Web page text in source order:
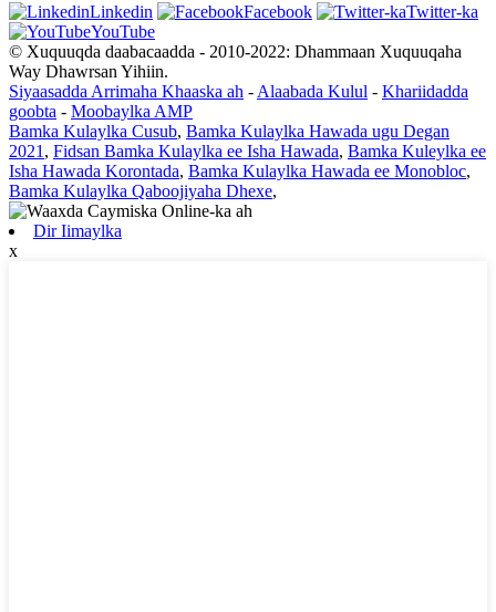
Linkedin Facebook
Twitter-ka
YouTube
© Xuquuqda daabacaadda - 2010-2022: Dhammaan Xuquuqaha
Way Dhawrsan Yihiin.
Siyaasadda Arrimaha Khaaska ah - Alaabada Kulul - Khariidadda
goobta - Moobaylka AMP
Bamka Kulaylka Cusub, Bamka Kulaylka Hawada ugu Degan
2021 , Fidsan Bamka Kulaylka ee Isha Hawada, Bamka Kuleylka ee
Isha Hawada Korontada, Bamka Kulaylka Hawada ee Monobloc,
Bamka Kulaylka Qaboojiyaha Dhexe,
Dir Iimaylka
x